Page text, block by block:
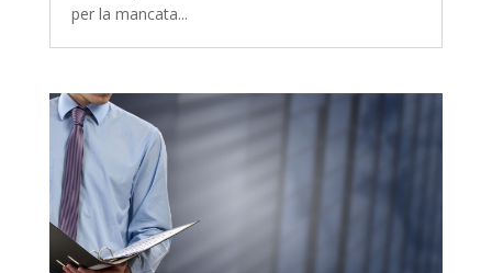
per la mancata...